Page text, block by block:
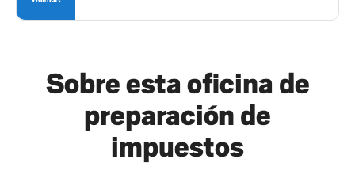
Sobre esta oficina de
preparación de
impuestos